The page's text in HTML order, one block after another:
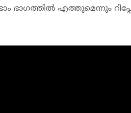
ഭാഗത്തിൽ എത്തുമെന്നും